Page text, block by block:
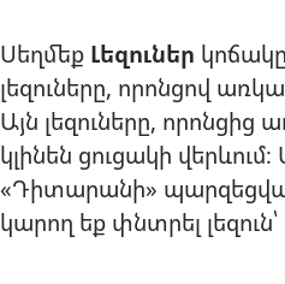
Սեղմեք Լեզուներ
լեզուները, որոնցով
Այն լեզուները,
կլինեն ցուցակի
«Դիտարանի»
կարող եք փնտրել